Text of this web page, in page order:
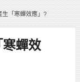
生「寒蟬效應」?
蟬效